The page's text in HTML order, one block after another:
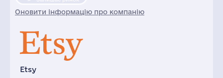
Оновити інформацію про компанію
Etsy